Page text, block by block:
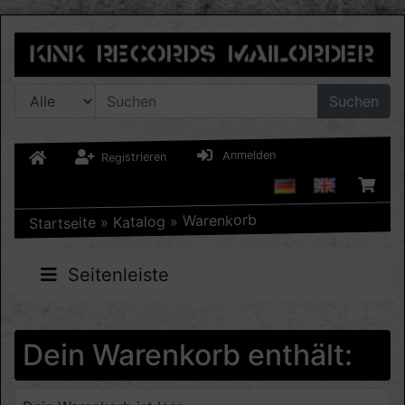
Suchen
Registrieren Anmelden
Startseite » Katalog » Warenkorb
Seitenleiste
Dein Warenkorb enthält: